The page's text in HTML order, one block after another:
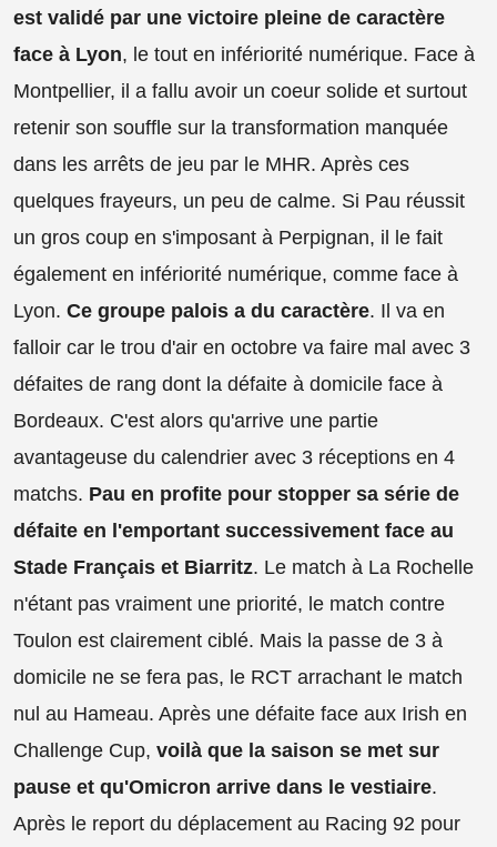
est validé par une victoire pleine de caractère
face à Lyon, le tout en infériorité numérique. Face à
Montpellier, il a fallu avoir un coeur solide et surtout
retenir son souffle sur la transformation manquée
dans les arrêts de jeu par le MHR. Après ces
quelques frayeurs, un peu de calme. Si Pau réussit
un gros coup en s'imposant à Perpignan, il le fait
également en infériorité numérique, comme face à
Lyon. Ce groupe palois a du caractère. Il va en
falloir car le trou d'air en octobre va faire mal avec 3
défaites de rang dont la défaite à domicile face à
Bordeaux. C'est alors qu'arrive une partie
avantageuse du calendrier avec 3 réceptions en 4
matchs. Pau en profite pour stopper sa série de
défaite en l'emportant successivement face au
Stade Français et Biarritz. Le match à La Rochelle
n'étant pas vraiment une priorité, le match contre
Toulon est clairement ciblé. Mais la passe de 3 à
domicile ne se fera pas, le RCT arrachant le match
nul au Hameau. Après une défaite face aux Irish en
Challenge Cup, voilà que la saison se met sur
pause et qu'Omicron arrive dans le vestiaire.
Après le report du déplacement au Racing 92 pour